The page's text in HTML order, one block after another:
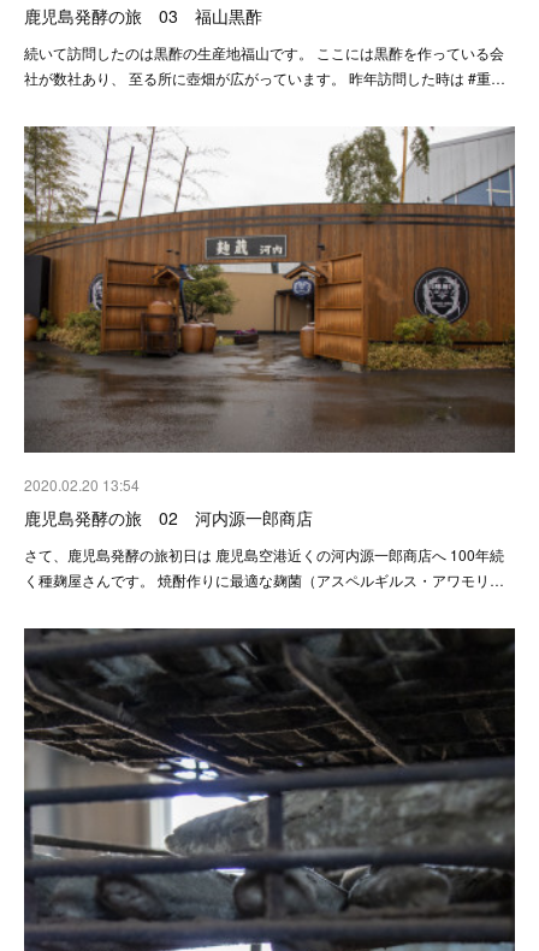
鹿児島発酵の旅 03 福山黒酢
続いて訪問したのは黒酢の生産地福山です。 ここには黒酢を作っている会
社が数社あり、 至る所に壺畑が広がっています。 昨年訪問した時は #重…
2020.02.20 13:54
鹿児島発酵の旅 02 河内源一郎商店
さて、鹿児島発酵の旅初日は 鹿児島空港近くの河内源一郎商店へ 100年続
く種麹屋さんです。 焼酎作りに最適な麹菌（アスペルギルス・アワモリ…